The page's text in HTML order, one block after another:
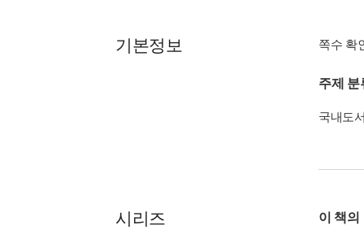
기본정보 쪽수 확
주제 분
국내도
시리즈 이 책의